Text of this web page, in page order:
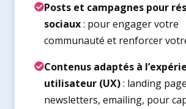
Posts et campagnes pour
sociaux: pour engager votre
communauté et renforcer
Contenus adaptés à
utilisateur (UX): landing
newsletters, emailing, pour